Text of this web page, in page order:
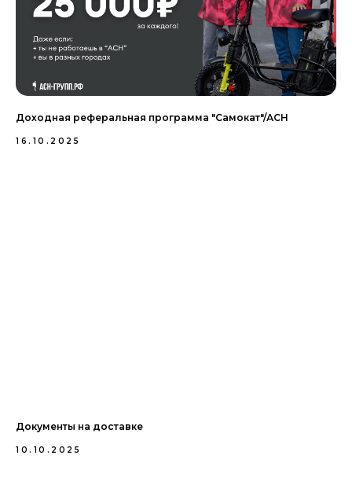
Доходная реферальная программа "Самокат"/АСН
16.10.2025
Документы на доставке
10.10.2025